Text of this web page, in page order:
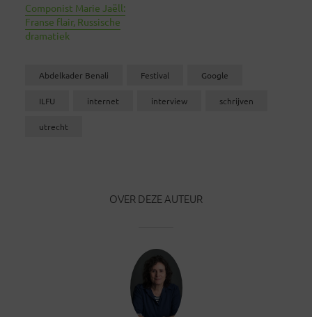
Componist Marie Jaëll:
Franse flair, Russische
dramatiek
Abdelkader Benali Festival Google
ILFU internet interview schrijven
utrecht
OVER DEZE AUTEUR